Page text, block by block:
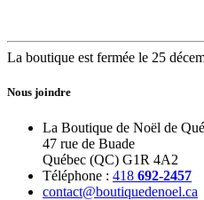
La boutique est fermée le 25
Nous joindre
La Boutique de Noël de
47 rue de Buade
Québec (QC) G1R 4A2
Téléphone : 418 692-2457
contact@boutiquedenoel.ca